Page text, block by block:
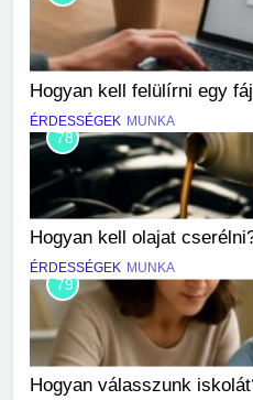
Hogyan kell felülírni egy
ÉRDESSÉGEK MUNKA
78
Hogyan kell olajat
ÉRDESSÉGEK MUNKA
79
Hogyan válasszunk